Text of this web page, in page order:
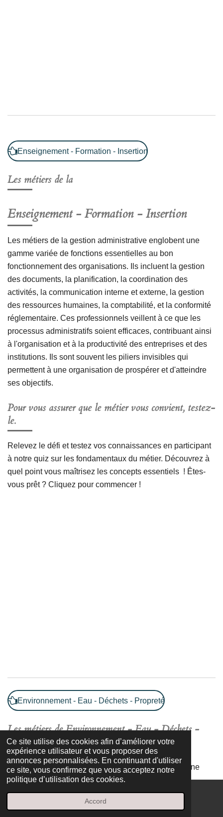
Ce site utilise des cookies afin d’améliorer votre
expérience utilisateur et vous proposer des
annonces personnalisées. En continuant d'utiliser
ce site, vous confirmez que vous acceptez notre
politique d’utilisation des cookies.
Accord
Enseignement - Formation - Insertion
Les métiers de la
Enseignement - Formation - Insertion
Les métiers de la gestion administrative englobent une
gamme variée de fonctions essentielles au bon
fonctionnement des organisations. Ils incluent la gestion
des documents, la planification, la coordination des
activités, la communication interne et externe, la gestion
des ressources humaines, la comptabilité, et la conformité
réglementaire. Ces professionnels veillent à ce que les
processus administratifs soient efficaces, contribuant ainsi
à l'organisation et à la productivité des entreprises et des
institutions. Ils sont souvent les piliers invisibles qui
permettent à une organisation de prospérer et d'atteindre
ses objectifs.
Pour vous assurer que le métier vous convient, testez-
le.
Relevez le défi et testez vos connaissances en participant
à notre quiz sur les fondamentaux du métier. Découvrez à
quel point vous maîtrisez les concepts essentiels ! Êtes-
vous prêt ? Cliquez pour commencer !
Environnement - Eau - Déchets - Propreté
Les métiers deEnvironnement - Eau - Déchets -
Propreté
Les métiers de la gestion administrative englobent une
gamme variée de fonctions essentielles au bon
fonctionnement des organisations. Ils incluent la gestion
des documents, la planification, la coordination des